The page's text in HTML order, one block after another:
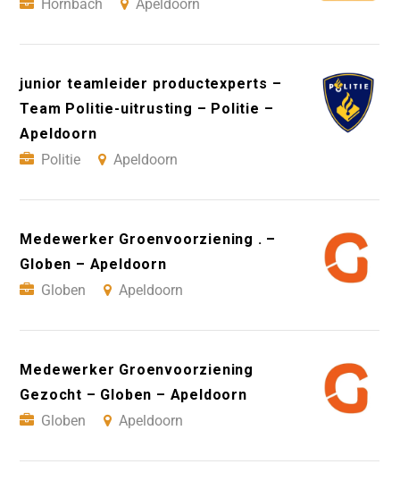
Hornbach
Apeldoorn
junior teamleider productexperts –
Team Politie-uitrusting – Politie –
Apeldoorn
Politie
Apeldoorn
Medewerker Groenvoorziening . –
Globen – Apeldoorn
Globen
Apeldoorn
Medewerker Groenvoorziening
Gezocht – Globen – Apeldoorn
Globen
Apeldoorn